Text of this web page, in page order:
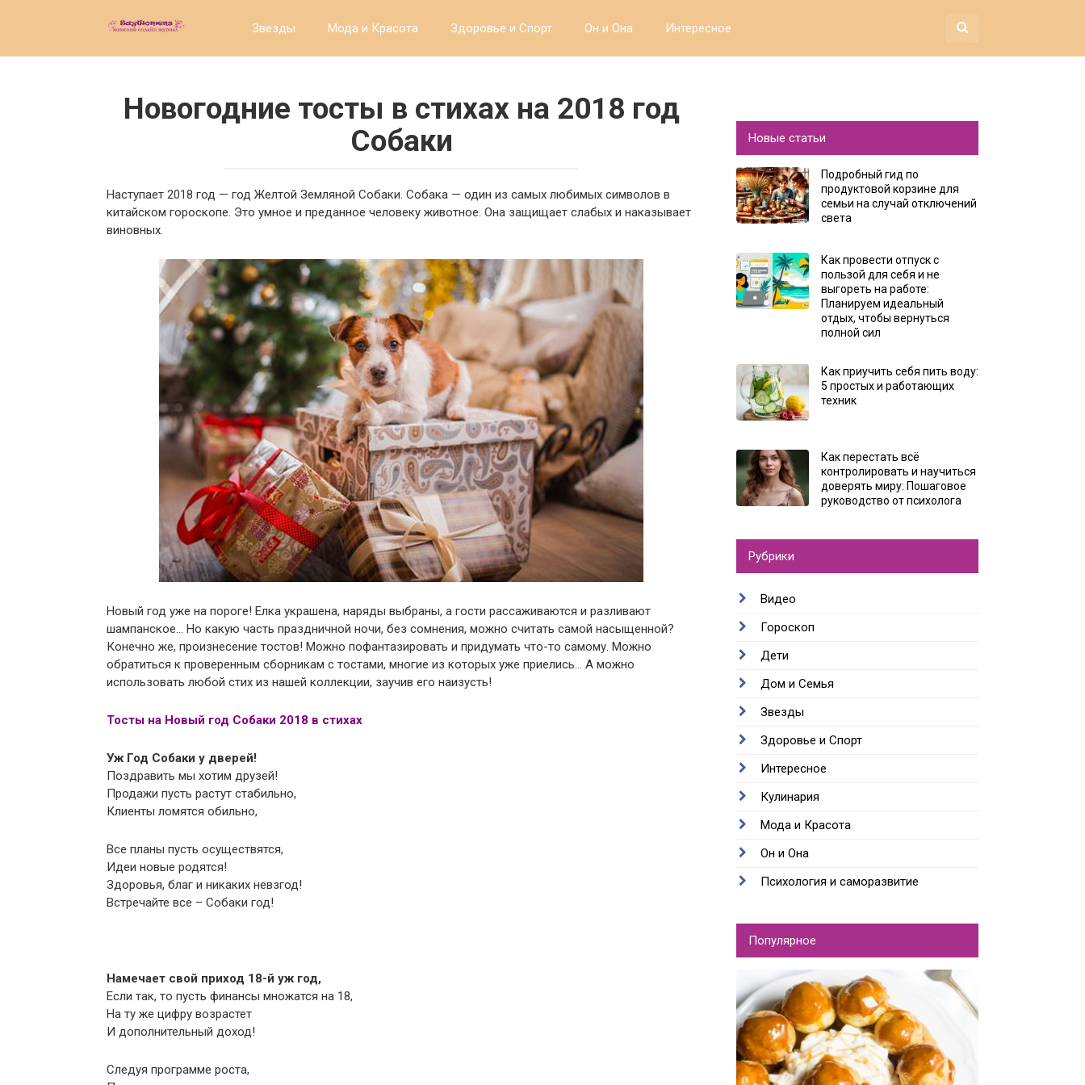
Звезды Мода и Красота Здоровье и Спорт Он и Она Интересное
Новогодние тосты в стихах на 2018 год
Собаки
Наступает 2018 год — год Желтой Земляной Собаки. Собака — один из самых любимых символов в
китайском гороскопе. Это умное и преданное человеку животное. Она защищает слабых и наказывает
виновных.
Новый год уже на пороге! Елка украшена, наряды выбраны, а гости рассаживаются и разливают
шампанское… Но какую часть праздничной ночи, без сомнения, можно считать самой насыщенной?
Конечно же, произнесение тостов! Можно пофантазировать и придумать что-то самому. Можно
обратиться к проверенным сборникам с тостами, многие из которых уже приелись… А можно
использовать любой стих из нашей коллекции, заучив его наизусть!
Тосты на Новый год Собаки 2018 в стихах
Уж Год Собаки у дверей!
Поздравить мы хотим друзей!
Продажи пусть растут стабильно,
Клиенты ломятся обильно,
Все планы пусть осуществятся,
Идеи новые родятся!
Здоровья, благ и никаких невзгод!
Встречайте все – Собаки год!
Намечает свой приход 18-й уж год,
Если так, то пусть финансы множатся на 18,
На ту же цифру возрастет
И дополнительный доход!
Следуя программе роста,
Новые статьи
Подробный гид по
продуктовой корзине для
семьи на случай отключений
света
Как провести отпуск с
пользой для себя и не
выгореть на работе:
Планируем идеальный
отдых, чтобы вернуться
полной сил
Как приучить себя пить воду:
5 простых и работающих
техник
Как перестать всё
контролировать и научиться
доверять миру: Пошаговое
руководство от психолога
Рубрики
Видео
Гороскоп
Дети
Дом и Семья
Звезды
Здоровье и Спорт
Интересное
Кулинария
Мода и Красота
Он и Она
Психология и саморазвитие
Популярное